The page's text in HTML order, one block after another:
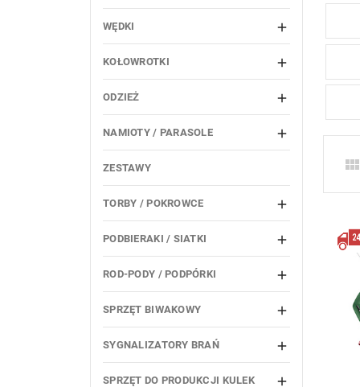
WĘDKI 
KOŁOWROTKI 
ODZIEŻ 
NAMIOTY / PARASOLE 
ZESTAWY
TORBY / POKROWCE 
PODBIERAKI / SIATKI 
ROD-PODY / PODPÓRKI 
SPRZĘT BIWAKOWY 
SYGNALIZATORY BRAŃ 
SPRZĘT DO PRODUKCJI KULEK 